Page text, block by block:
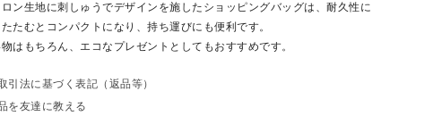
ン生地に刺しゅうでデザインを施したショッピングバッグは、耐久性に
たむとコンパクトになり、持ち運びにも便利です。
はもちろん、エコなプレゼントとしてもおすすめです。
引法に基づく表記（返品等）
を友達に教える